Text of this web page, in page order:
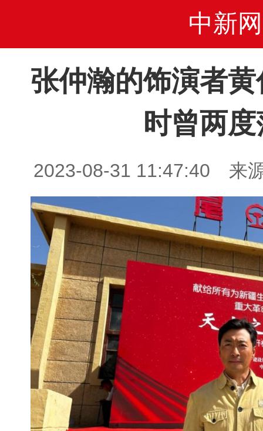
中新网
张仲瀚的饰演者
时曾两
2023-08-31 11:47:40 来